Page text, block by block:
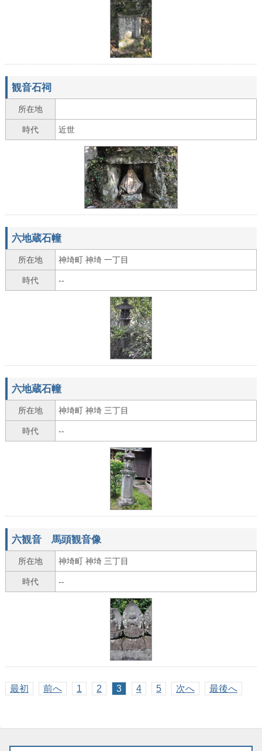
観音石祠
所在地
時代 近世
六地蔵石幢
所在地 神埼町 神埼 一丁目
時代 --
六地蔵石幢
所在地 神埼町 神埼 三丁目
時代 --
六観音 馬頭観音像
所在地 神埼町 神埼 三丁目
時代 --
最初 前へ 1 2 3 4 5 次へ 最後へ